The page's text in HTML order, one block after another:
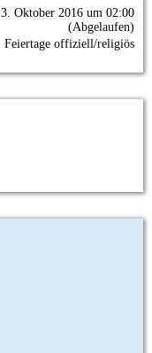
3. Oktober 2016 um 02:00
(Abgelaufen)
Feiertage offiziell/religiös